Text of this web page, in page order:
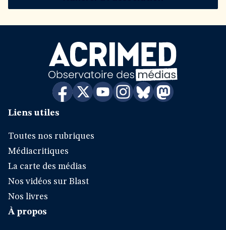
Liens utiles
Toutes nos rubriques
Médiacritiques
La carte des médias
Nos vidéos sur Blast
Nos livres
À propos